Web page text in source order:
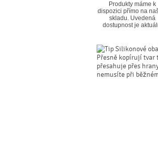
Produkty máme k
dispozici přímo na
skladu. Uvedená
dostupnost je
Silikonové
Přesně kopírují tvar
přesahuje přes
nemusíte při